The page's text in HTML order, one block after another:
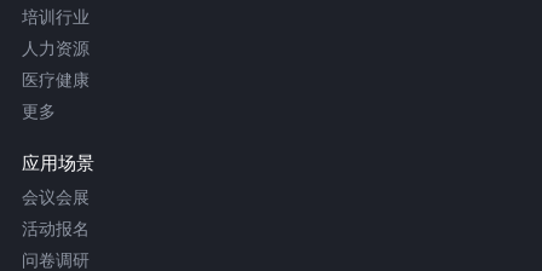
培训行业
人力资源
医疗健康
更多
应用场景
会议会展
活动报名
问卷调研